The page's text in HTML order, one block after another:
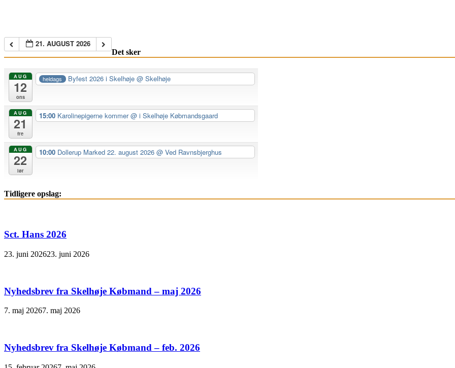
21. AUGUST 2026
Det sker
AUG
12
ons
heldags Byfest 2026 i Skelhøje@ Skelhøje
AUG
21
fre
15:00 Karolinepigerne kommer@ i Skelhøje Købmandsgaard
AUG
22
lør
10:00 Dollerup Marked 22. august 2026 @ Ved Ravnsbjerghus
Tidligere opslag:
Sct. Hans 2026
23. juni 202623. juni 2026
Nyhedsbrev fra Skelhøje Købmand – maj 2026
7. maj 20267. maj 2026
Nyhedsbrev fra Skelhøje Købmand – feb. 2026